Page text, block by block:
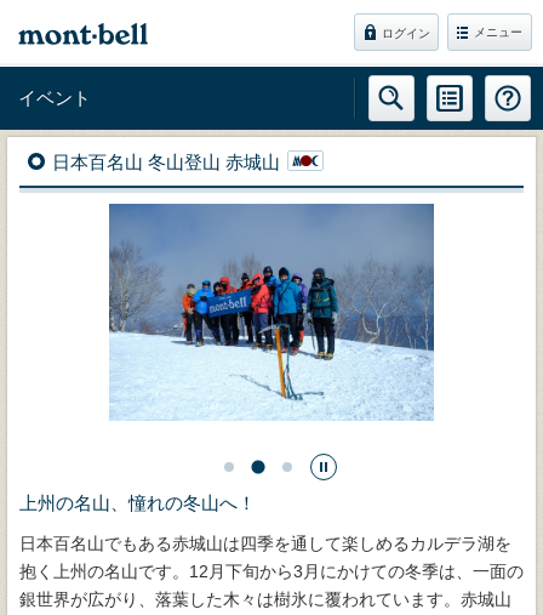
ログイン メニュー
イベント
日本百名山 冬山登山 赤城山
上州の名山、憧れの冬山へ！
日本百名山でもある赤城山は四季を通して楽しめるカルデラ湖を
抱く上州の名山です。12月下旬から3月にかけての冬季は、一面の
銀世界が広がり、落葉した木々は樹氷に覆われています。赤城山